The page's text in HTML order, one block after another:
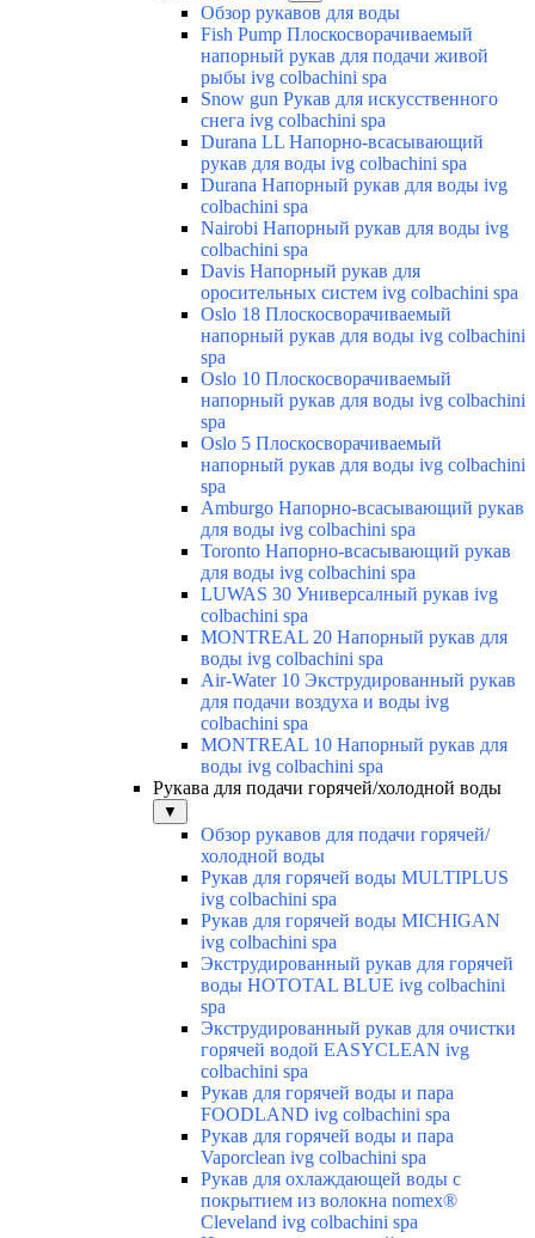
Обзор рукавов для воды
Fish Pump Плоскосворачиваемый
напорный рукав для подачи живой
рыбы ivg colbachini spa
Snow gun Рукав для искусственного
снега ivg colbachini spa
Durana LL Напорно-всасывающий
рукав для воды ivg colbachini spa
Durana Напорный рукав для воды ivg
colbachini spa
Nairobi Напорный рукав для воды ivg
colbachini spa
Davis Напорный рукав для
оросительных систем ivg colbachini spa
Oslo 18 Плоскосворачиваемый
напорный рукав для воды ivg colbachini
spa
Oslo 10 Плоскосворачиваемый
напорный рукав для воды ivg colbachini
spa
Oslo 5 Плоскосворачиваемый
напорный рукав для воды ivg colbachini
spa
Amburgo Напорно-всасывающий рукав
для воды ivg colbachini spa
Toronto Напорно-всасывающий рукав
для воды ivg colbachini spa
LUWAS 30 Универсалный рукав ivg
colbachini spa
MONTREAL 20 Напорный рукав для
воды ivg colbachini spa
Air-Water 10 Экструдированный рукав
для подачи воздуха и воды ivg
colbachini spa
MONTREAL 10 Напорный рукав для
воды ivg colbachini spa
Рукава для подачи горячей/холодной воды
▼
Обзор рукавов для подачи горячей/
холодной воды
Рукав для горячей воды MULTIPLUS
ivg colbachini spa
Рукав для горячей воды MICHIGAN
ivg colbachini spa
Экструдированный рукав для горячей
воды HOTOTAL BLUE ivg colbachini
spa
Экструдированный рукав для очистки
горячей водой EASYCLEAN ivg
colbachini spa
Рукав для горячей воды и пара
FOODLAND ivg colbachini spa
Рукав для горячей воды и пара
Vaporclean ivg colbachini spa
Рукав для охлаждающей воды с
покрытием из волокна nomex®
Cleveland ivg colbachini spa